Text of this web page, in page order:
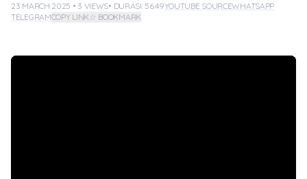
23 MARCH 2025 • 3 VIEWS• DURASI: 56:49YOUTUBE SOURCEWHATSAPP
TELEGRAMCOPY LINK☆ BOOKMARK